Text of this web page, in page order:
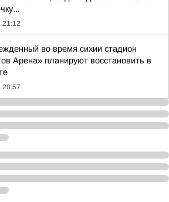
21:12
во время сихии стадион
Арена» планируют восстановить в
20:57